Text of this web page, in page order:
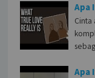
Apa
Cinta
Apa